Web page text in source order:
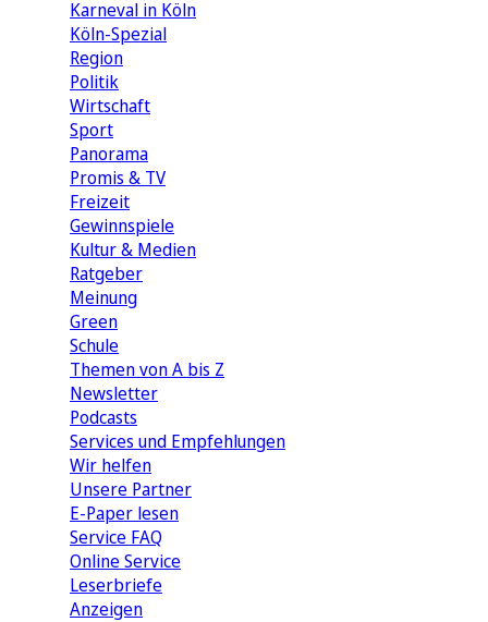
Karneval in Köln
Köln-Spezial
Region
Politik
Wirtschaft
Sport
Panorama
Promis & TV
Freizeit
Gewinnspiele
Kultur & Medien
Ratgeber
Meinung
Green
Schule
Themen von A bis Z
Newsletter
Podcasts
Services und Empfehlungen
Wir helfen
Unsere Partner
E-Paper lesen
Service FAQ
Online Service
Leserbriefe
Anzeigen